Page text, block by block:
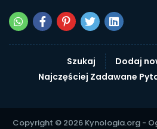
Szukaj
Dodaj
Najczęściej Zadawane
Copyright © 2026 Kynologia.org -